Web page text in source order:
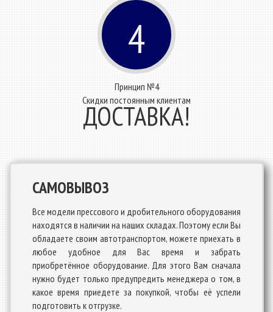
4
Принцип №4
Скидки постоянным клиентам
ДОСТАВКА!
САМОВЫВОЗ
Все модели прессового и дробительного оборудования
находятся в наличии на наших складах. Поэтому если Вы
обладаете своим автотранспортом, можете приехать в
любое удобное для Вас время и забрать
приобретённое оборудование. Для этого Вам сначала
нужно будет только предупредить менеджера о том, в
какое время приедете за покупкой, чтобы её успели
подготовить к отгрузке.